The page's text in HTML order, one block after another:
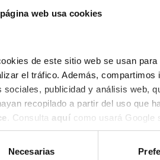
web usa cookies
de este sitio web se usan
el tráfico. Además,
sociales, publicidad y análisis web,
. Consulta aquí como usará Google
Necesarias